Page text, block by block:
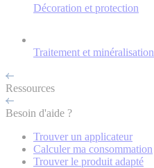
Décoration et protection
Traitement et minéralisation
Ressources
Besoin d'aide ?
Trouver un applicateur
Calculer ma consommation
Trouver le produit adapté